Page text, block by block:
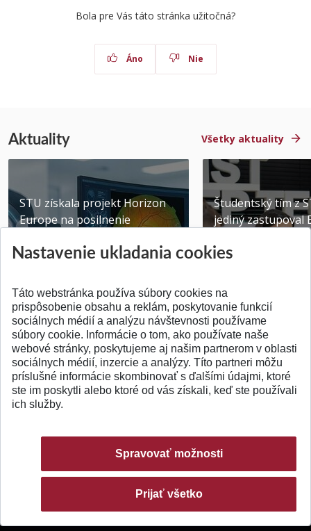
Bola pre Vás táto stránka užitočná?
Áno Nie
Aktuality Všetky aktuality
STU získala projekt Horizon
Europe na posilnenie
Publikované 31.07.2026
Študentský tím z
jediný zastupoval
Publikované
SPÄŤ NA VRCH
Nastavenie ukladania cookies
Táto webstránka používa súbory cookies na
prispôsobenie obsahu a reklám, poskytovanie funkcií
sociálnych médií a analýzu návštevnosti používame
súbory cookie. Informácie o tom, ako používate naše
webové stránky, poskytujeme aj našim partnerom v oblasti
sociálnych médií, inzercie a analýzy. Títo partneri môžu
príslušné informácie skombinovať s ďalšími údajmi, ktoré
ste im poskytli alebo ktoré od vás získali, keď ste používali
ich služby.
Spravovať možnosti
Prijať všetko